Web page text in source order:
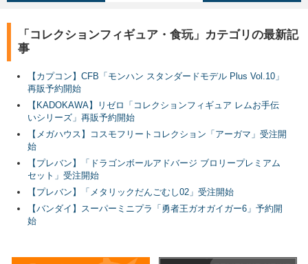
「コレクションフィギュア・食玩」カテゴリの最新記
事
【カプコン】CFB「モンハン スタンダードモデル Plus Vol.10」
再販予約開始
【KADOKAWA】リゼロ「コレクションフィギュア レムお手伝
いシリーズ」再販予約開始
【メガハウス】コスモフリートコレクション「アーガマ」受注開
始
【プレバン】「ドラゴンボールアドバージ ブロリープレミアム
セット」受注開始
【プレバン】「メタリックだんごむし02」受注開始
【バンダイ】スーパーミニプラ「勇者王ガオガイガー6」予約開
始